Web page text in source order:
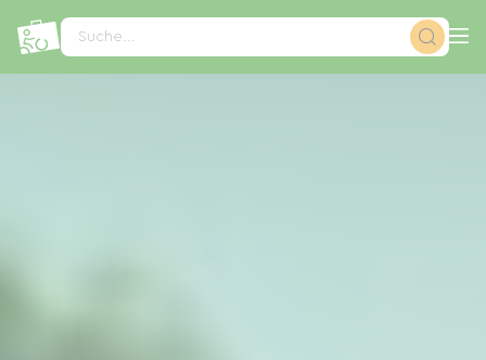
Suche...
Cookie-Einstellungen